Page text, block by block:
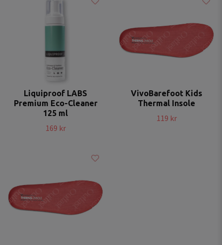
Liquiproof LABS
Premium Eco-Cleaner
125 ml
169 kr
VivoBarefoot Kids
Thermal Insole
119 kr